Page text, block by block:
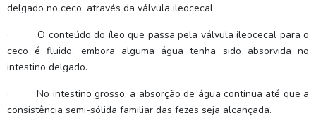
delgado no ceco, através da válvula ileocecal.
·O conteúdo do íleo que passa pela válvula ileocecal para o
ceco é fluido, embora alguma água tenha sido absorvida no
intestino delgado.
·No intestino grosso, a absorção de água continua até que a
consistência semi-sólida familiar das fezes seja alcançada.